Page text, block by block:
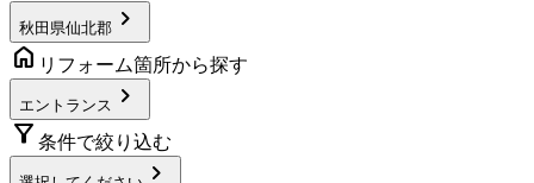
秋田県仙北郡 chevron_right
home リフォーム箇所から探す
エントランス chevron_right
filter_alt 条件で絞り込む
chevron_right